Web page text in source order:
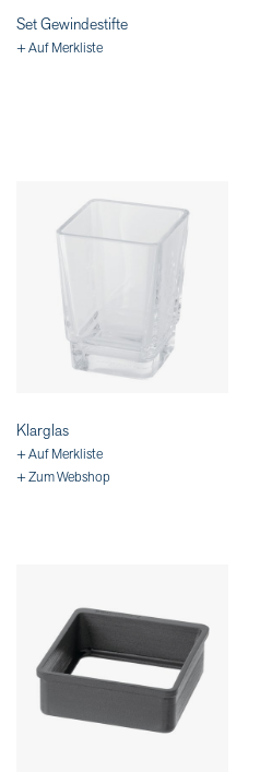
Set Gewindestifte
+ Auf Merkliste
Klarglas
+ Auf Merkliste
+ Zum Webshop